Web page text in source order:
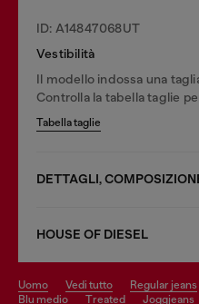
ID: A14847068UT
Vestibilità
Il modello indossa una
Controlla la tabella taglie
Tabella taglie
DETTAGLI,
HOUSE OF DIESEL
uomo vedi tutto regular jeans
blu medio
treated joggjeans